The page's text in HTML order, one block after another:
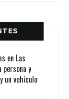
en Las
persona y
un vehículo